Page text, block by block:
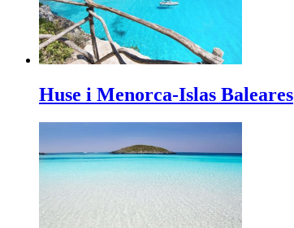
Huse i Menorca-Islas Baleares